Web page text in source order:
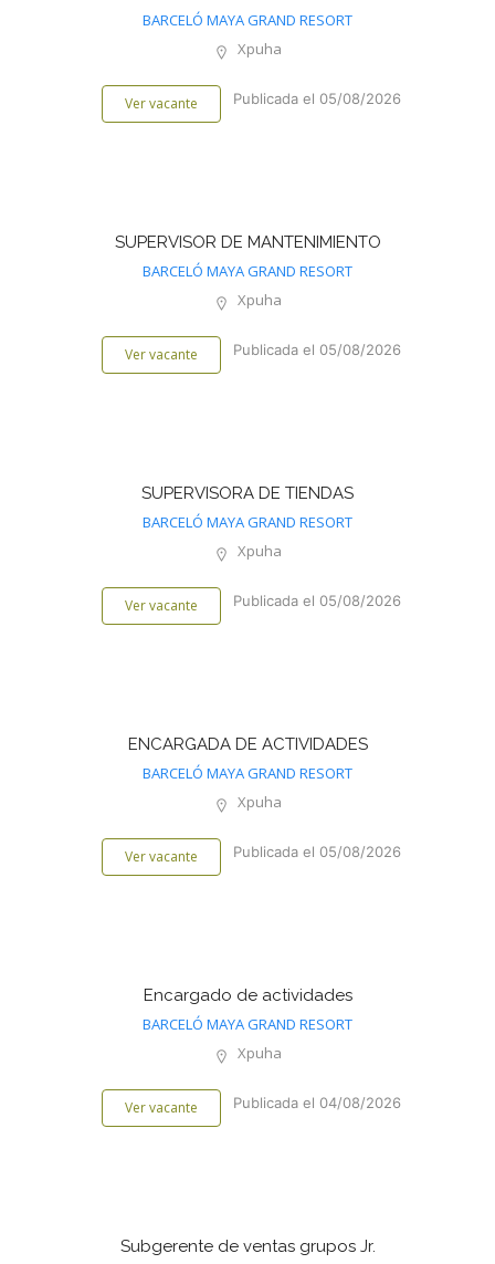
BARCELÓ MAYA GRAND RESORT
Xpuha
Ver vacante Publicada el 05/08/2026
SUPERVISOR DE MANTENIMIENTO
BARCELÓ MAYA GRAND RESORT
Xpuha
Ver vacante Publicada el 05/08/2026
SUPERVISORA DE TIENDAS
BARCELÓ MAYA GRAND RESORT
Xpuha
Ver vacante Publicada el 05/08/2026
ENCARGADA DE ACTIVIDADES
BARCELÓ MAYA GRAND RESORT
Xpuha
Ver vacante Publicada el 05/08/2026
Encargado de actividades
BARCELÓ MAYA GRAND RESORT
Xpuha
Ver vacante Publicada el 04/08/2026
Subgerente de ventas grupos Jr.